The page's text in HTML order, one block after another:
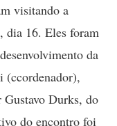
visitando a
dia 16. Eles foram
da
(ccordenador),
Durks, do
do encontro foi